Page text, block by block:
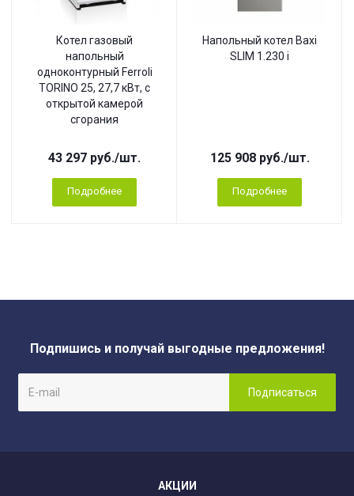
Котел газовый
напольный
одноконтурный Ferroli
TORINO 25, 27,7 кВт, с
открытой камерой
сгорания
43 297 руб./шт.
Подробнее
Напольный котел Baxi
SLIM 1.230 i
125 908руб./шт.
Подробнее
Подпишись и получай выгодные предложения!
АКЦИИ